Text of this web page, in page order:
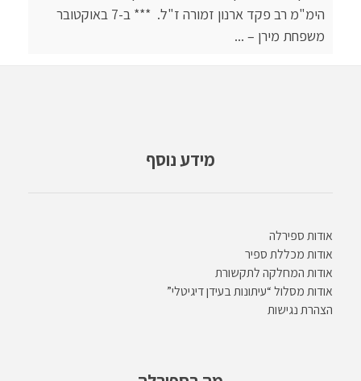
הימ"מ רב פקד ארנון זמורה ז"ל. *** ב-7 באוקטובר
משפחת מירן – ...
מידע נוסף
אודות ספירלה
אודות מכללת ספיר
אודות המחלקה לתקשורת
אודות מסלול “עיתונות בעידן דיגיטלי”
הצהרת נגישות